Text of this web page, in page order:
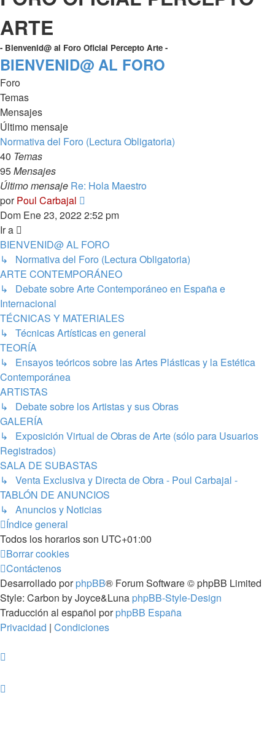
ARTE
- Bienvenid@ al Foro Oficial Percepto Arte -
BIENVENID@ AL FORO
Foro
Temas
Mensajes
Último mensaje
Normativa del Foro (Lectura Obligatoria)
40 Temas
95Mensajes
Último mensaje Re: Hola Maestro
porPoul Carbajal
último
Dom Ene 23, 2022 2:52 pm
Ir a
BIENVENID@ AL FORO
↳ Normativa del Foro (Lectura Obligatoria)
ARTE CONTEMPORÁNEO
↳ Debate sobre Arte Contemporáneo en España e
Internacional
TÉCNICAS Y MATERIALES
↳ Técnicas Artísticas en general
TEORÍA
↳ Ensayos teóricos sobre las Artes Plásticas y la Estética
Contemporánea
ARTISTAS
↳ Debate sobre los Artistas y sus Obras
GALERÍA
↳ Exposición Virtual de Obras de Arte (sólo para Usuarios
Registrados)
SALA DE SUBASTAS
↳ Venta Exclusiva y Directa de Obra - Poul Carbajal -
TABLÓN DE ANUNCIOS
↳ Anuncios y Noticias
Índice general
Todos los horarios son UTC+01:00
Borrar cookies
Contáctenos
Desarrollado porphpBB® Forum Software © phpBB Limited
Style: Carbon by Joyce&Luna phpBB-Style-Design
Traducción al español porphpBB España
Privacidad | Condiciones